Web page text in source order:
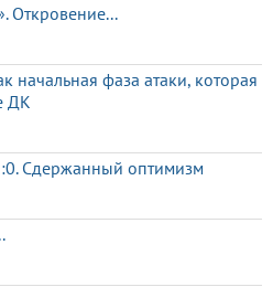
Откровение...
начальная фаза атаки, которая
ДК
Сдержанный оптимизм